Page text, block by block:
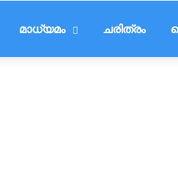
മാധ്യമം ചരിത്രം